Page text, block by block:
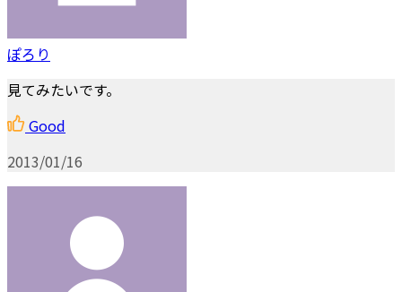
ぽろり
見てみたいです。
Good
2013/01/16